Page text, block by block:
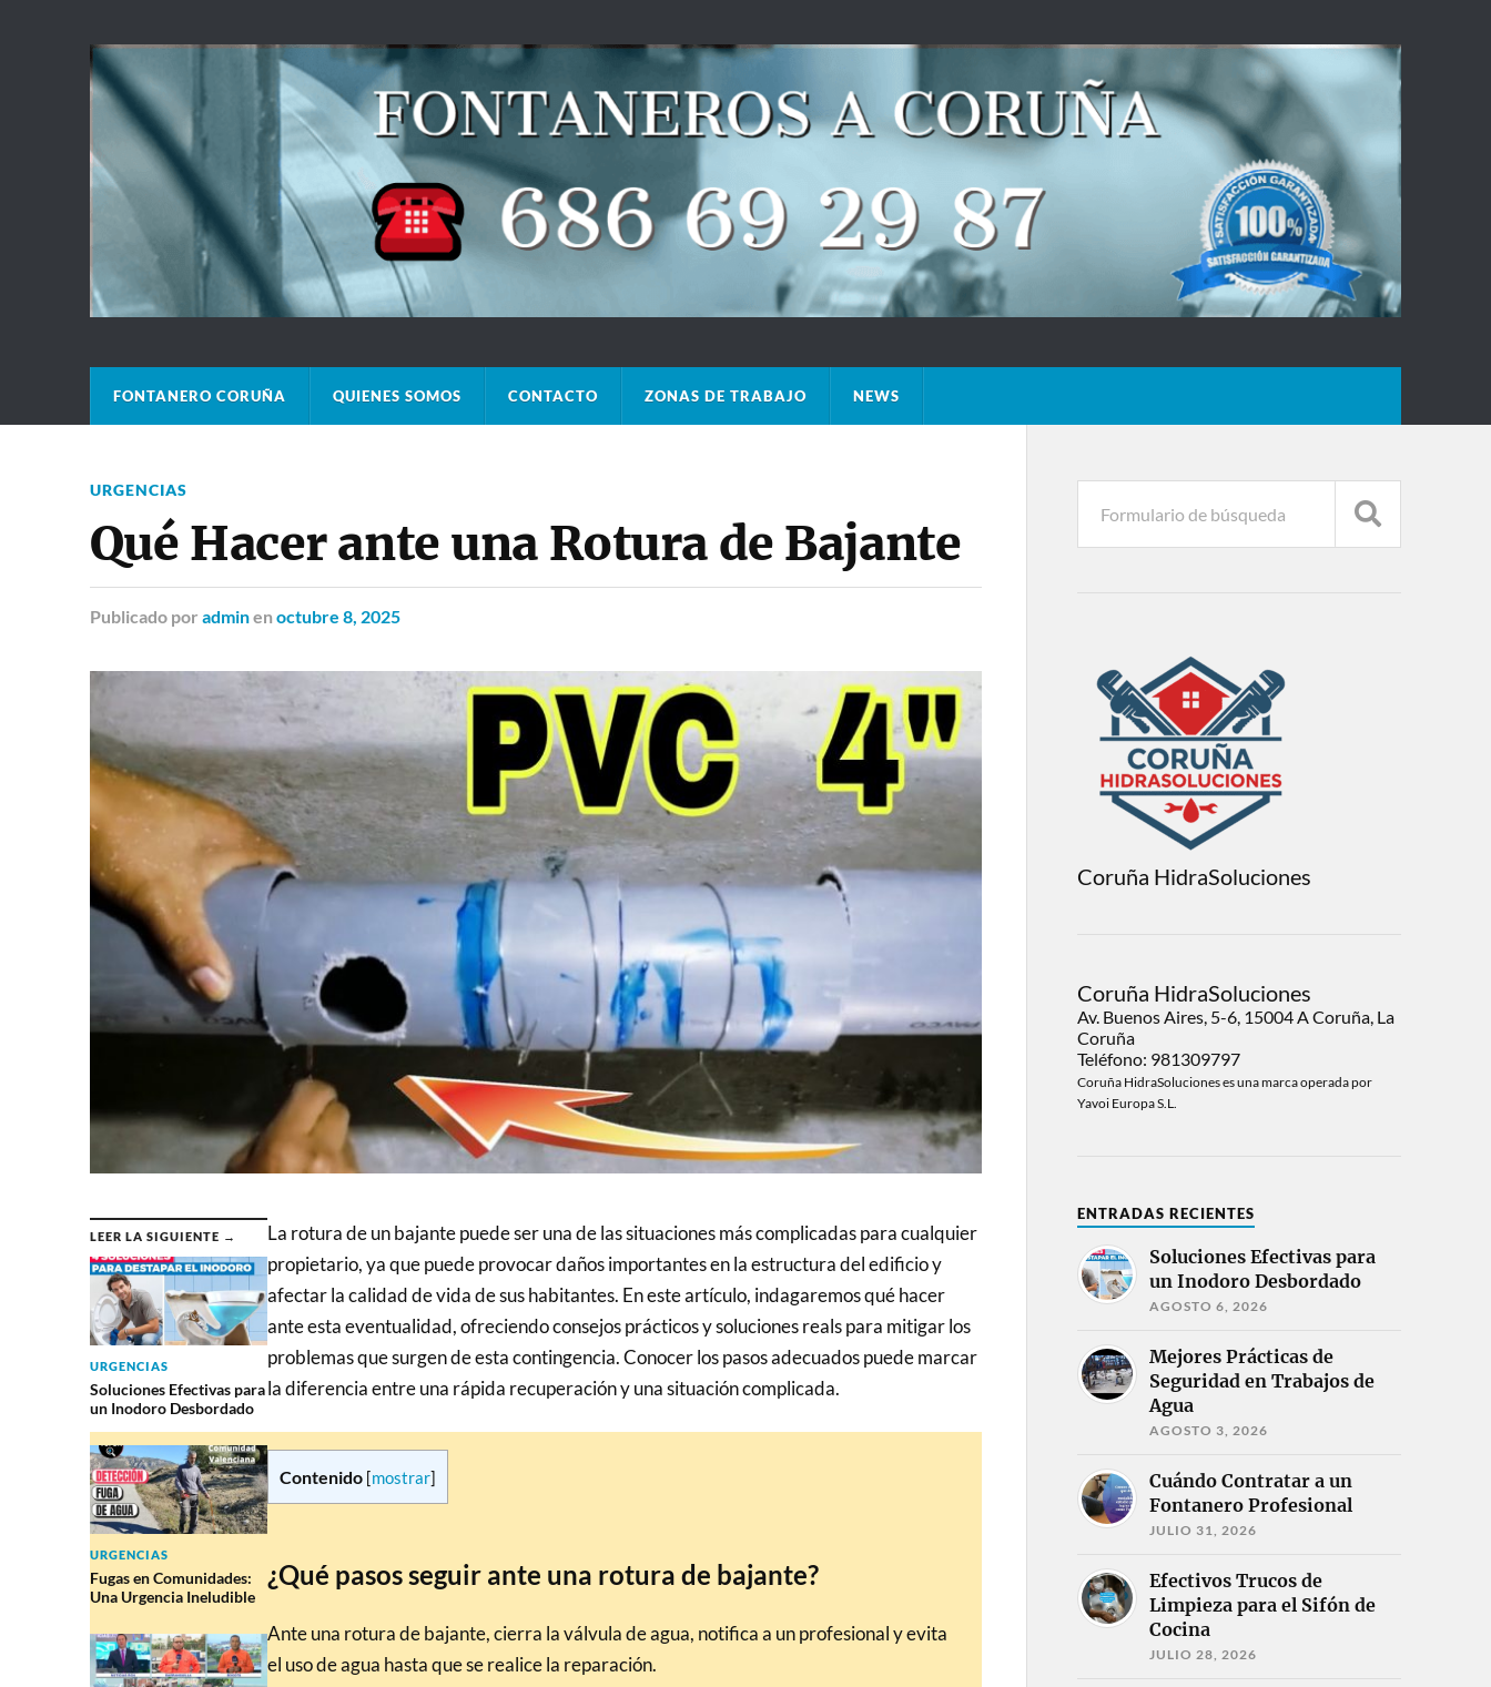
FONTANERO CORUÑA QUIENES SOMOS CONTACTO ZONAS DE TRABAJO NEWS
URGENCIAS
Qué Hacer ante una Rotura de Bajante
Publicado por adminen octubre 8, 2025
LEER LA SIGUIENTE →
URGENCIAS
Soluciones Efectivas para
un Inodoro Desbordado
URGENCIAS
Fugas en Comunidades:
Una Urgencia Ineludible
La rotura de un bajante puede ser una de las situaciones más complicadas para cualquier
propietario, ya que puede provocar daños importantes en la estructura del edificio y
afectar la calidad de vida de sus habitantes. En este artículo, indagaremos qué hacer
ante esta eventualidad, ofreciendo consejos prácticos y soluciones reals para mitigar los
problemas que surgen de esta contingencia. Conocer los pasos adecuados puede marcar
la diferencia entre una rápida recuperación y una situación complicada.
Contenido [mostrar]
¿Qué pasos seguir ante una rotura de bajante?
Ante una rotura de bajante, cierra la válvula de agua, notifica a un profesional y evita
el uso de agua hasta que se realice la reparación.
Coruña HidraSoluciones
Coruña HidraSoluciones
Av. Buenos Aires, 5-6, 15004 A Coruña, La
Coruña
Teléfono: 981309797
Coruña HidraSoluciones es una marca operada por
Yavoi Europa S.L.
ENTRADAS RECIENTES
Soluciones Efectivas para
un Inodoro Desbordado
AGOSTO 6, 2026
Mejores Prácticas de
Seguridad en Trabajos de
Agua
AGOSTO 3, 2026
Cuándo Contratar a un
Fontanero Profesional
JULIO 31, 2026
Efectivos Trucos de
Limpieza para el Sifón de
Cocina
JULIO 28, 2026